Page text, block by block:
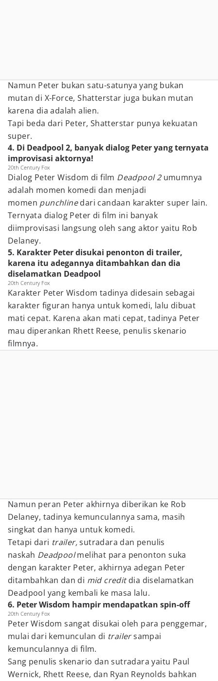
Namun Peter bukan satu-satunya yang bukan
mutan di X-Force, Shatterstar juga bukan mutan
karena dia adalah alien.
Tapi beda dari Peter, Shatterstar punya kekuatan
super.
4. Di Deadpool 2, banyak dialog Peter yang ternyata
improvisasi aktornya!
20th Century Fox
Dialog Peter Wisdom di film Deadpool 2 umumnya
adalah momen komedi dan menjadi
momen punchlinedari candaan karakter super lain.
Ternyata dialog Peter di film ini banyak
diimprovisasi langsung oleh sang aktor yaitu Rob
Delaney.
5. Karakter Peter disukai penonton di trailer,
karena itu adegannya ditambahkan dan dia
diselamatkan Deadpool
20th Century Fox
Karakter Peter Wisdom tadinya didesain sebagai
karakter figuran hanya untuk komedi, lalu dibuat
mati cepat. Karena akan mati cepat, tadinya Peter
mau diperankan Rhett Reese, penulis skenario
filmnya.
Namun peran Peter akhirnya diberikan ke Rob
Delaney, tadinya kemunculannya sama, masih
singkat dan hanya untuk komedi.
Tetapi dari trailer,sutradara dan penulis
naskah Deadpoolmelihat para penonton suka
dengan karakter Peter, akhirnya adegan Peter
ditambahkan dan di mid creditdia diselamatkan
Deadpool yang kembali ke masa lalu.
6. Peter Wisdom hampir mendapatkan spin-off
20th Century Fox
Peter Wisdom sangat disukai oleh para penggemar,
mulai dari kemunculan di trailersampai
kemunculannya di film.
Sang penulis skenario dan sutradara yaitu Paul
Wernick, Rhett Reese, dan Ryan Reynolds bahkan